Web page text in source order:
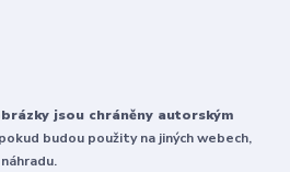
jsou chráněny autorským
budou použity na jiných webech,